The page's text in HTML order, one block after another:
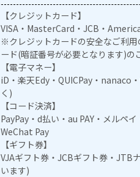
【クレジットカード】
VISA・MasterCard・JCB・
※クレジットカードの安全なご利
ード(暗証番号が必要となります)の
【電子マネー】
iD・楽天Edy・QUICPay・nanaco
く)
【コード決済】
PayPay・d払い・au PAY・メルペ
WeChat Pay
【ギフト券】
VJAギフト券・JCBギフト券・JTB
います)